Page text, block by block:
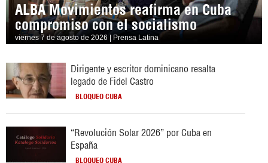
ALBA Movimientos reafirma en Cuba
compromiso con el socialismo
viernes 7 de agosto de 2026 | Prensa Latina
Dirigente y escritor dominicano resalta
legado de Fidel Castro
BLOQUEO CUBA
“Revolución Solar 2026” por Cuba en
España
BLOQUEO CUBA